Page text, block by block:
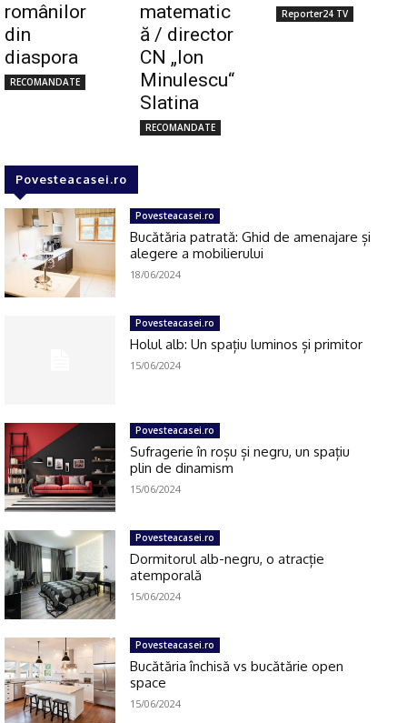
Click pe imagine
românilor
din
diaspora
RECOMANDATE
matematic
ă / director
CN „Ion
Minulescu“
Slatina
RECOMANDATE
Reporter24 TV
Povesteacasei.ro
Povesteacasei.ro
Bucătăria patrată: Ghid de amenajare și
alegere a mobilierului
18/06/2024
Povesteacasei.ro
Holul alb: Un spațiu luminos și primitor
15/06/2024
Povesteacasei.ro
Sufragerie în roșu și negru, un spațiu
plin de dinamism
15/06/2024
Povesteacasei.ro
Dormitorul alb-negru, o atracție
atemporală
15/06/2024
Povesteacasei.ro
Bucătăria închisă vs bucătărie open
space
15/06/2024